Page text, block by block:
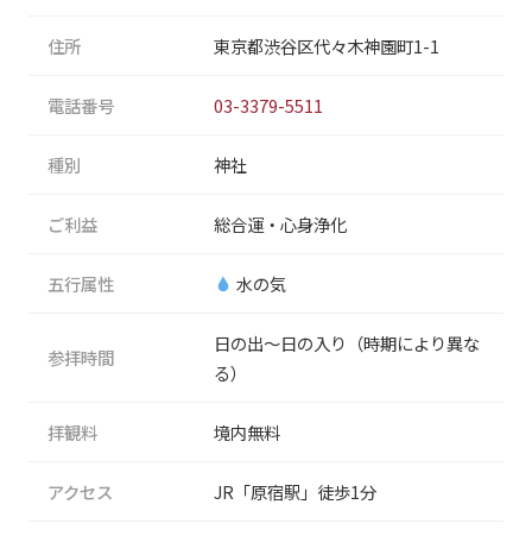
住所 東京都渋谷区代々木神園町1-1
電話番号 03-3379-5511
種別 神社
ご利益 総合運・心身浄化
五行属性 水の気
参拝時間
日の出〜日の入り（時期により異な
る）
拝観料 境内無料
アクセス JR「原宿駅」徒歩1分